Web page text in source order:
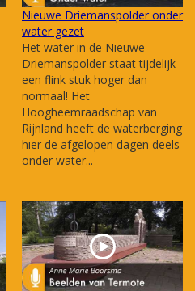
Nieuwe Driemanspolder onder
water gezet
Het water in de Nieuwe
Driemanspolder staat tijdelijk
een flink stuk hoger dan
normaal! Het
Hoogheemraadschap van
Rijnland heeft de waterberging
hier de afgelopen dagen deels
onder water...